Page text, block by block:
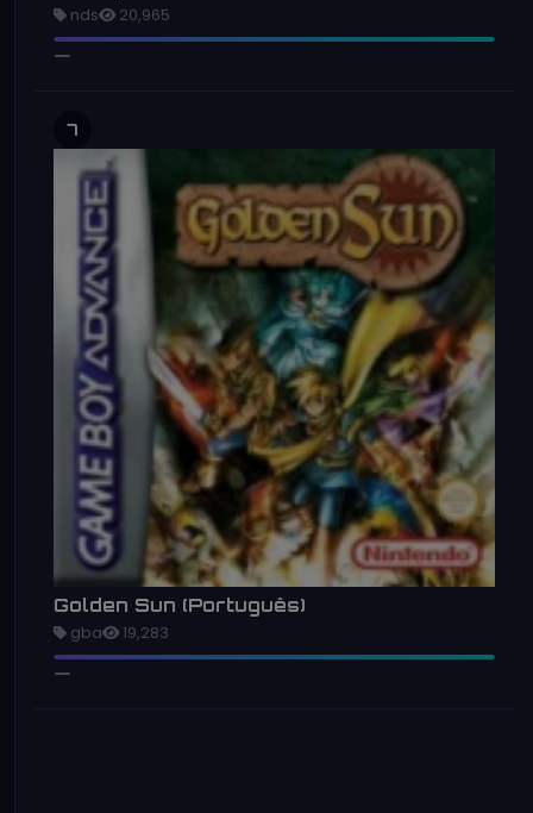
nds 20,965
7
Golden Sun (Português)
gba 19,283